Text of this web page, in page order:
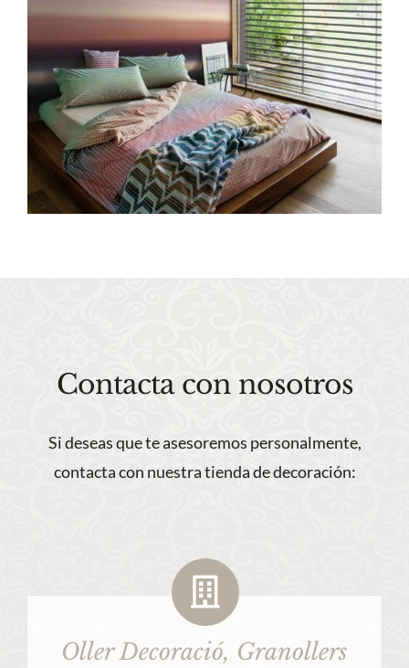
Contacta con nosotros
Si deseas que te asesoremos personalmente,
contacta con nuestra tienda de decoración:
Oller Decoració, Granollers